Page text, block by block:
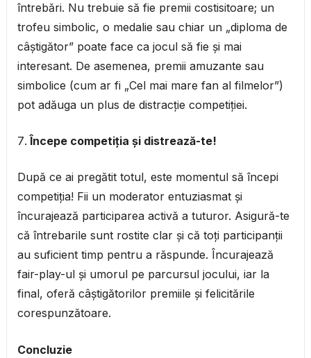
întrebări. Nu trebuie să fie premii costisitoare; un
trofeu simbolic, o medalie sau chiar un „diploma de
câștigător” poate face ca jocul să fie și mai
interesant. De asemenea, premii amuzante sau
simbolice (cum ar fi „Cel mai mare fan al filmelor”)
pot adăuga un plus de distracție competiției.
Începe competiția și distrează-te!
După ce ai pregătit totul, este momentul să începi
competiția! Fii un moderator entuziasmat și
încurajează participarea activă a tuturor. Asigură-te
că întrebarile sunt rostite clar și că toți participanții
au suficient timp pentru a răspunde. Încurajează
fair-play-ul și umorul pe parcursul jocului, iar la
final, oferă câștigătorilor premiile și felicitările
corespunzătoare.
Concluzie